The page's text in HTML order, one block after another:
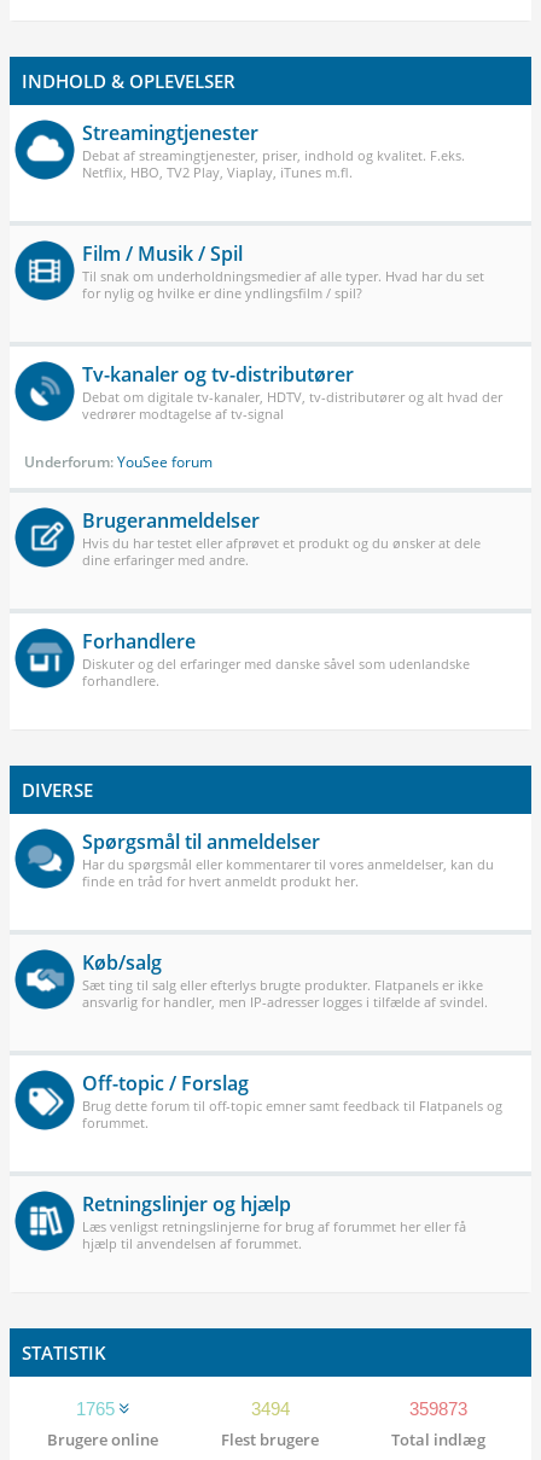
INDHOLD & OPLEVELSER
Streamingtjenester
Debat af streamingtjenester, priser, indhold og kvalitet. F.eks.
Netflix, HBO, TV2 Play, Viaplay, iTunes m.fl.
Film / Musik / Spil
Til snak om underholdningsmedier af alle typer. Hvad har du set
for nylig og hvilke er dine yndlingsfilm / spil?
Tv-kanaler og tv-distributører
Debat om digitale tv-kanaler, HDTV, tv-distributører og alt hvad der
vedrører modtagelse af tv-signal
Underforum:YouSee forum
Brugeranmeldelser
Hvis du har testet eller afprøvet et produkt og du ønsker at dele
dine erfaringer med andre.
Forhandlere
Diskuter og del erfaringer med danske såvel som udenlandske
forhandlere.
DIVERSE
Spørgsmål til anmeldelser
Har du spørgsmål eller kommentarer til vores anmeldelser, kan du
finde en tråd for hvert anmeldt produkt her.
Køb/salg
Sæt ting til salg eller efterlys brugte produkter. Flatpanels er ikke
ansvarlig for handler, men IP-adresser logges i tilfælde af svindel.
Off-topic / Forslag
Brug dette forum til off-topic emner samt feedback til Flatpanels og
forummet.
Retningslinjer og hjælp
Læs venligst retningslinjerne for brug af forummet her eller få
hjælp til anvendelsen af forummet.
STATISTIK
1765
Brugere online
3494
Flest brugere
359873
Total indlæg